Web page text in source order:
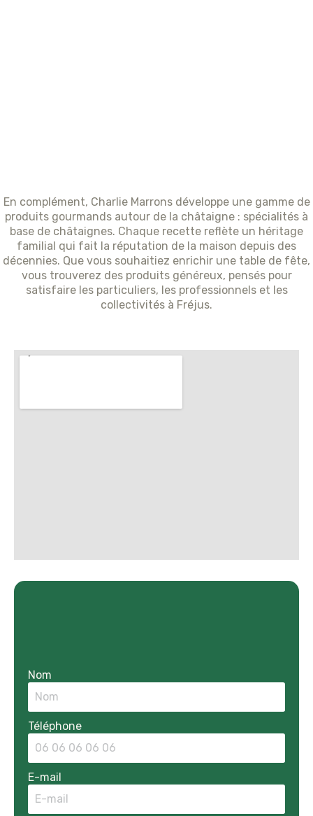
En complément, Charlie Marrons développe une gamme de
produits gourmands autour de la châtaigne : spécialités à
base de châtaignes. Chaque recette reflète un héritage
familial qui fait la réputation de la maison depuis des
décennies. Que vous souhaitiez enrichir une table de fête,
vous trouverez des produits généreux, pensés pour
satisfaire les particuliers, les professionnels et les
collectivités à Fréjus.
Nom
Téléphone
E-mail